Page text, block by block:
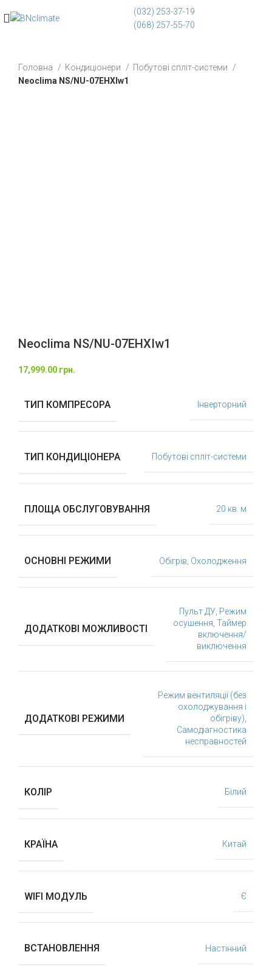
(032) 253-37-19
(068) 257-55-70
Головна Кондиціонери
Побутові спліт-системи
Neoclima NS/NU-07EHXIw1
Neoclima NS/NU-07EHXIw1
17,999.00 грн.
ТИП КОМПРЕСОРА Інверторний
ТИП КОНДИЦІОНЕРА Побутові спліт-системи
ПЛОЩА ОБСЛУГОВУВАННЯ 20 кв. м
ОСНОВНІ РЕЖИМИ Обігрів Охолодження
ДОДАТКОВІ МОЖЛИВОСТІ
Пульт ДУ Режим
осушення Таймер
включення/
виключення
ДОДАТКОВІ РЕЖИМИ
Режим вентиляції (без
охолоджування і
обігріву)
Самодіагностика
несправностей
КОЛІР Білий
КРАЇНА Китай
WIFI МОДУЛЬ Є
ВСТАНОВЛЕННЯ Настінний